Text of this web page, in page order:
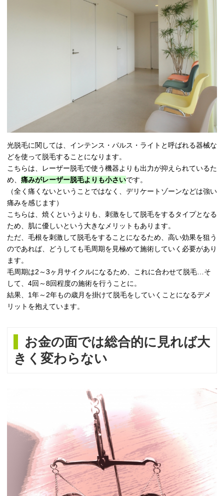
光脱毛に関しては、インテンス・パルス・ライトと呼ばれる器械な
どを使って脱毛することになります。
こちらは、レーザー脱毛で使う機器よりも出力が抑えられているた
め、 痛みがレーザー脱毛よりも小さいです。
（全く痛くないということではなく、デリケートゾーンなどは強い
痛みを感じます）
こちらは、焼くというよりも、刺激をして脱毛をするタイプとなる
ため、肌に優しいという大きなメリットもあります。
ただ、毛根を刺激して脱毛をすることになるため、高い効果を狙う
のであれば、どうしても毛周期を見極めて施術していく必要があり
ます。
毛周期は2～3ヶ月サイクルになるため、これに合わせて脱毛…そ
して、4回～8回程度の施術を行うことに。
結果、1年～2年もの歳月を掛けて脱毛をしていくことになるデメ
リットを抱えています。
お金の面では総合的に見れば大
きく変わらない